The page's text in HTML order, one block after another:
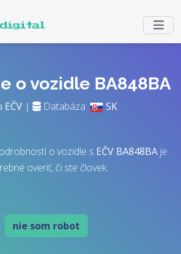
o vozidle BA848BA
EČV | Databáza: SK
o vozidle s EČV BA848BA je
overiť, či ste človek.
nie som robot